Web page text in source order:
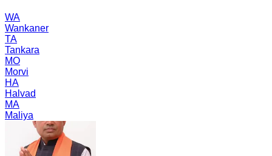
WA
Wankaner
TA
Tankara
MO
Morvi
HA
Halvad
MA
Maliya